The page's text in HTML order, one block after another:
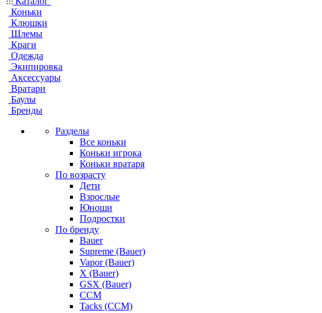
Коньки
Клюшки
Шлемы
Краги
Одежда
Экипировка
Аксессуары
Вратари
Баулы
Бренды
Разделы
Все коньки
Коньки игрока
Коньки вратаря
По возрасту
Дети
Взрослые
Юноши
Подростки
По бренду
Bauer
Supreme (Bauer)
Vapor (Bauer)
X (Bauer)
GSX (Bauer)
CCM
Tacks (CCM)